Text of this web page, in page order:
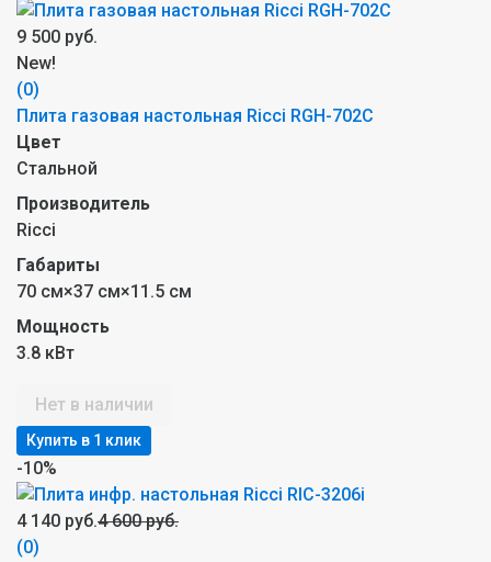
9 500 руб.
New!
(0)
Плита газовая настольная Ricci RGH-702C
Цвет
Стальной
Производитель
Ricci
Габариты
70 см×37 см×11.5 см
Мощность
3.8 кВт
Нет в наличии
-10%
4 140 руб.4 600 руб.
(0)